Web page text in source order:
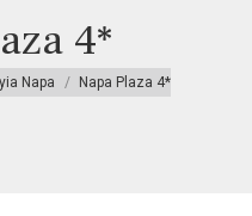
4*
Napa Napa Plaza 4*